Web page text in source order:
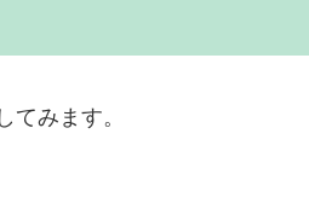
みます。